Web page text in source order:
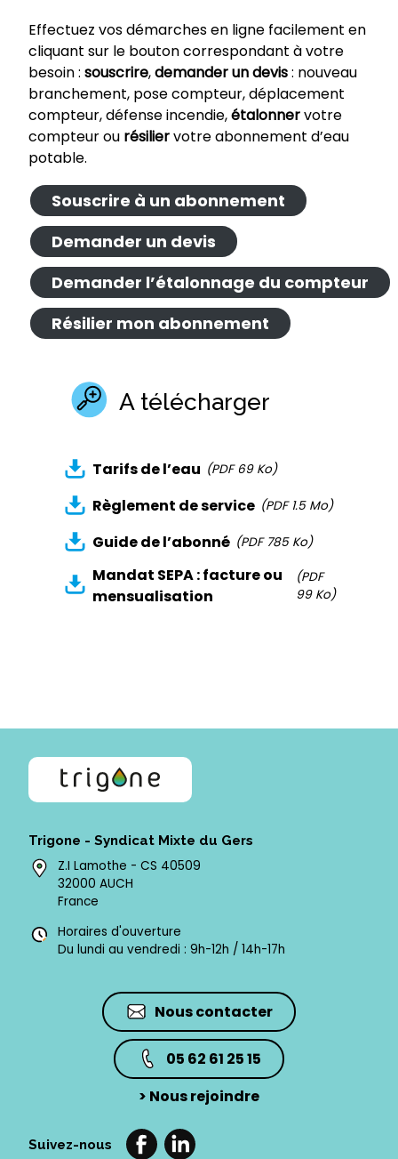
Effectuez vos démarches en ligne facilement en
cliquant sur le bouton correspondant à votre
besoin : souscrire,demanderun devis: nouveau
branchement, pose compteur, déplacement
compteur, défense incendie,étalonnervotre
compteur ou résiliervotre abonnement d’eau
potable.
Souscrire à un abonnement
Demander un devis
Demander l’étalonnage du compteur
Résilier mon abonnement
A télécharger
Tarifs de l’eau (PDF 69 Ko)
Règlement de service (PDF 1.5 Mo)
Guide de l’abonné (PDF 785 Ko)
Mandat SEPA : facture ou
mensualisation
(PDF
99 Ko)
Trigone - Syndicat Mixte du Gers
Z.I Lamothe - CS 40509
32000 AUCH
France
Horaires d'ouverture
Du lundi au vendredi : 9h-12h / 14h-17h
Nous contacter
05 62 61 25 15
> Nous rejoindre
Suivez-nous